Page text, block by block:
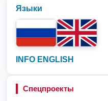
Языки
INFO ENGLISH
Спецпроекты